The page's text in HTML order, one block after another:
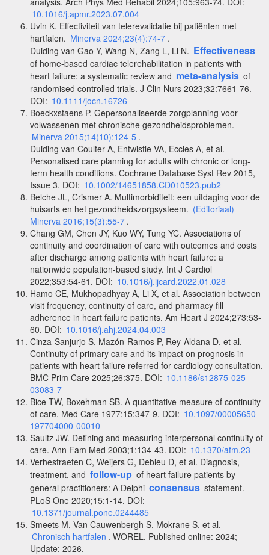
10.1016/j.apmr.2023.07.004
Uvin K. Effectiviteit van telerevalidatie bij patiënten met
hartfalen. Minerva 2024;23(4):74-7 .
Duiding van Gao Y, Wang N, Zang L, Li N. Effectiveness
of home-based cardiac telerehabilitation in patients with
heart failure: a systematic review and meta-analysis of
randomised controlled trials. J Clin Nurs 2023;32:7661-76.
DOI: 10.1111/jocn.16726
Boeckxstaens P. Gepersonaliseerde zorgplanning voor
volwassenen met chronische gezondheidsproblemen.
Minerva 2015;14(10):124-5 .
Duiding van Coulter A, Entwistle VA, Eccles A, et al.
Personalised care planning for adults with chronic or long-
term health conditions. Cochrane Database Syst Rev 2015,
Issue 3. DOI: 10.1002/14651858.CD010523.pub2
Belche JL, Crismer A. Multimorbiditeit: een uitdaging voor de
huisarts en het gezondheidszorgsysteem. (Editoriaal)
Minerva 2016;15(3):55-7 .
Chang GM, Chen JY, Kuo WY, Tung YC. Associations of
continuity and coordination of care with outcomes and costs
after discharge among patients with heart failure: a
nationwide population-based study. Int J Cardiol
2022;353:54-61. DOI: 10.1016/j.ijcard.2022.01.028
Hamo CE, Mukhopadhyay A, Li X, et al. Association between
visit frequency, continuity of care, and pharmacy fill
adherence in heart failure patients. Am Heart J 2024;273:53-
60. DOI: 10.1016/j.ahj.2024.04.003
Cinza-Sanjurjo S, Mazón-Ramos P, Rey-Aldana D, et al.
Continuity of primary care and its impact on prognosis in
patients with heart failure referred for cardiology consultation.
BMC Prim Care 2025;26:375. DOI: 10.1186/s12875-025-
03083-7
Bice TW, Boxehman SB. A quantitative measure of continuity
of care. Med Care 1977;15:347-9. DOI: 10.1097/00005650-
197704000-00010
Saultz JW. Defining and measuring interpersonal continuity of
care. Ann Fam Med 2003;1:134-43. DOI: 10.1370/afm.23
Verhestraeten C, Weijers G, Debleu D, et al. Diagnosis,
treatment, and follow-up of heart failure patients by
general practitioners: A Delphi consensus statement.
PLoS One 2020;15:1-14. DOI:
10.1371/journal.pone.0244485
Smeets M, Van Cauwenbergh S, Mokrane S, et al.
Chronisch hartfalen . WOREL. Published online: 2024;
Update: 2026.